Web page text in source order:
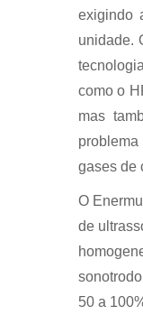
exigindo
unidade.
como o
mas
gases de
O
de
50 a